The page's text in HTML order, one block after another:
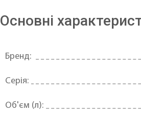
Основні
Бренд:
Серія:
Об'єм (л):